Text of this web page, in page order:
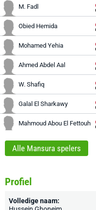
M. Fadl
Obied Hemida
Mohamed Yehia
Ahmed Abdel Aal
W. Shafiq
Galal El Sharkawy
Mahmoud Abou El Fettouh
Alle Mansura spelers
Profiel
Volledige naam: